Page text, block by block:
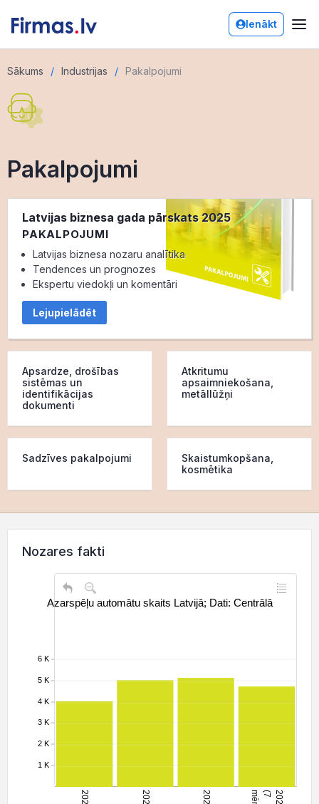
Ienākt
Sākums Industrijas Pakalpojumi
Pakalpojumi
Latvijas biznesa gada pārskats 2025
PAKALPOJUMI
Latvijas biznesa nozaru analītika
Tendences un prognozes
Ekspertu viedokļi un komentāri
Lejupielādēt
Apsardze, drošības
sistēmas un
identifikācijas
dokumenti
Atkritumu
apsaimniekošana,
metāllūžņi
Sadzīves pakalpojumi
Skaistumkopšana,
kosmētika
Nozares fakti